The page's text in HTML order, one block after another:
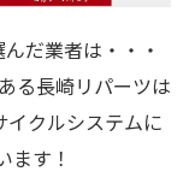
だ業者は・・・
る長崎リパーツは
クルシステムに
ます！